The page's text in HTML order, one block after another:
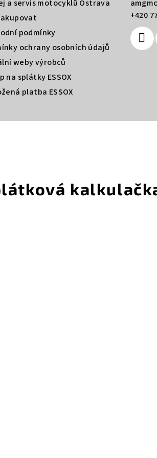
a servis motocyklů Ostrava
podmínky
ochrany osobních údajů
weby výrobců
na splátky ESSOX
platba ESSOX
+420